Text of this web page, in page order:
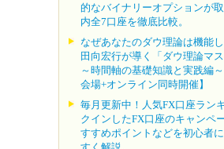
的なバイナリーオプションが
内全7口座を徹底比較。
なぜあなたのダウ理論は機能
田向宏行が導く「ダウ理論マス
～時間軸の基礎知識と実践編～
会場+オンライン同時開催】
毎月更新中！人気FX口座ラン
クインしたFX口座のキャンペ
すすめポイントなどを初心者